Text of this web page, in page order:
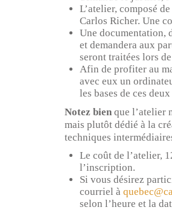
L’atelier, composé
Carlos Richer. Une
Une documentation,
et demandera aux
seront traitées lors
Afin de profiter au
avec eux un
les bases de ces
Notez bien que l’atelier
mais plutôt dédié à la
techniques
Le coût de l’atelier,
l’inscription.
Si vous désirez
courriel à
selon l’heure et la